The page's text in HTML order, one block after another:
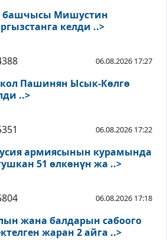
башчысы Мишустин
келди ..>
06.08.2026 17:27
Пашинян Ысык-Көлгө
..>
06.08.2026 17:22
армиясынын курамында
51 өлкөнүн жа ..>
06.08.2026 17:18
жана балдарын сабоого
жаран 2 айга ..>